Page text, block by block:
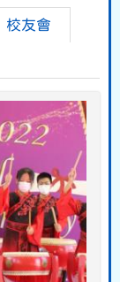
校友會